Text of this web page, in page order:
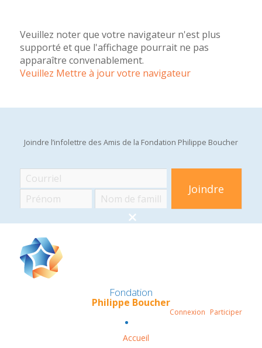
Veuillez noter que votre navigateur n'est plus
supporté et que l'affichage pourrait ne pas
apparaître convenablement.
Veuillez Mettre à jour votre navigateur
Joindre l’infolettre des Amis de la Fondation Philippe Boucher
Fondation
Philippe Boucher
Connexion Participer
Accueil